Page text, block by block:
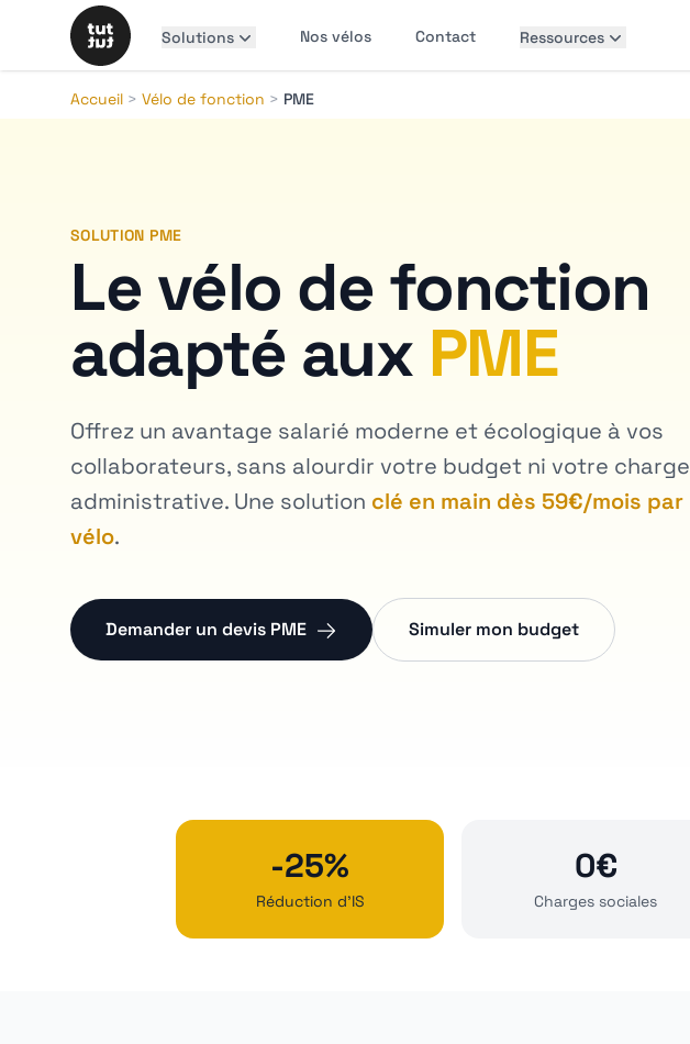
Solutions Nos vélos Contact Ressources
Accueil > Vélo de fonction > PME
SOLUTION PME
Le vélo de fonction
adapté aux PME
Offrez un avantage salarié moderne et écologique à vos
collaborateurs, sans alourdir votre budget ni votre charge
administrative. Une solution clé en main dès 59€/mois par
vélo.
Demander un devis PME Simuler mon budget
-25%
Réduction d'IS
0€
Charges sociales